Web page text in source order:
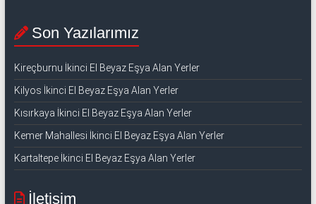
Son Yazılarımız
Kireçburnu İkinci El Beyaz Eşya Alan Yerler
Kilyos İkinci El Beyaz Eşya Alan Yerler
Kısırkaya İkinci El Beyaz Eşya Alan Yerler
Kemer Mahallesi İkinci El Beyaz Eşya Alan Yerler
Kartaltepe İkinci El Beyaz Eşya Alan Yerler
İletişim